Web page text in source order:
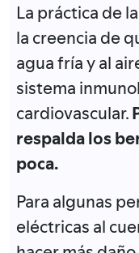
La práctica de
la creencia de
agua fría y al
sistema
cardiovascular.
respalda los
poca.
Para algunas
eléctricas al